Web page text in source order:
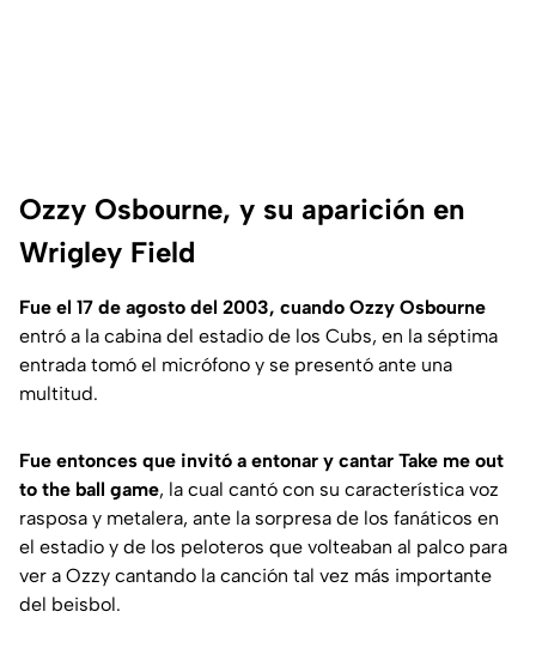
Ozzy Osbourne, y su aparición en
Wrigley Field
Fue el 17 de agosto del 2003, cuando Ozzy Osbourne
entró a la cabina del estadio de los Cubs, en la séptima
entrada tomó el micrófono y se presentó ante una
multitud.
Fue entonces que invitó a entonar y cantar Take me out
to the ball game, la cual cantó con su característica voz
rasposa y metalera, ante la sorpresa de los fanáticos en
el estadio y de los peloteros que volteaban al palco para
ver a Ozzy cantando la canción tal vez más importante
del beisbol.